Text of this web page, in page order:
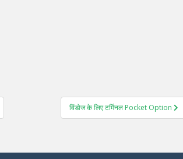
विंडोज के लिए टर्मिनल Pocket Option